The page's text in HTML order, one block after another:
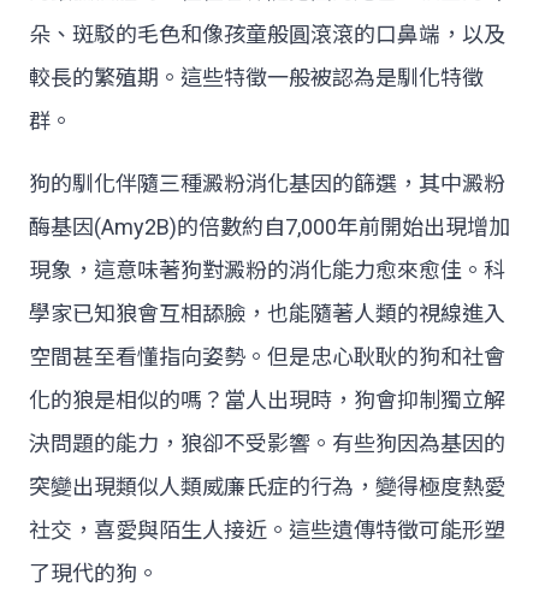
朵、斑駁的毛色和像孩童般圓滾滾的口鼻端，以及
較長的繁殖期。這些特徵一般被認為是馴化特徵
群。
狗的馴化伴隨三種澱粉消化基因的篩選，其中澱粉
酶基因(Amy2B)的倍數約自7,000年前開始出現增加
現象，這意味著狗對澱粉的消化能力愈來愈佳。科
學家已知狼會互相舔臉，也能隨著人類的視線進入
空間甚至看懂指向姿勢。但是忠心耿耿的狗和社會
化的狼是相似的嗎？當人出現時，狗會抑制獨立解
決問題的能力，狼卻不受影響。有些狗因為基因的
突變出現類似人類威廉氏症的行為，變得極度熱愛
社交，喜愛與陌生人接近。這些遺傳特徵可能形塑
了現代的狗。